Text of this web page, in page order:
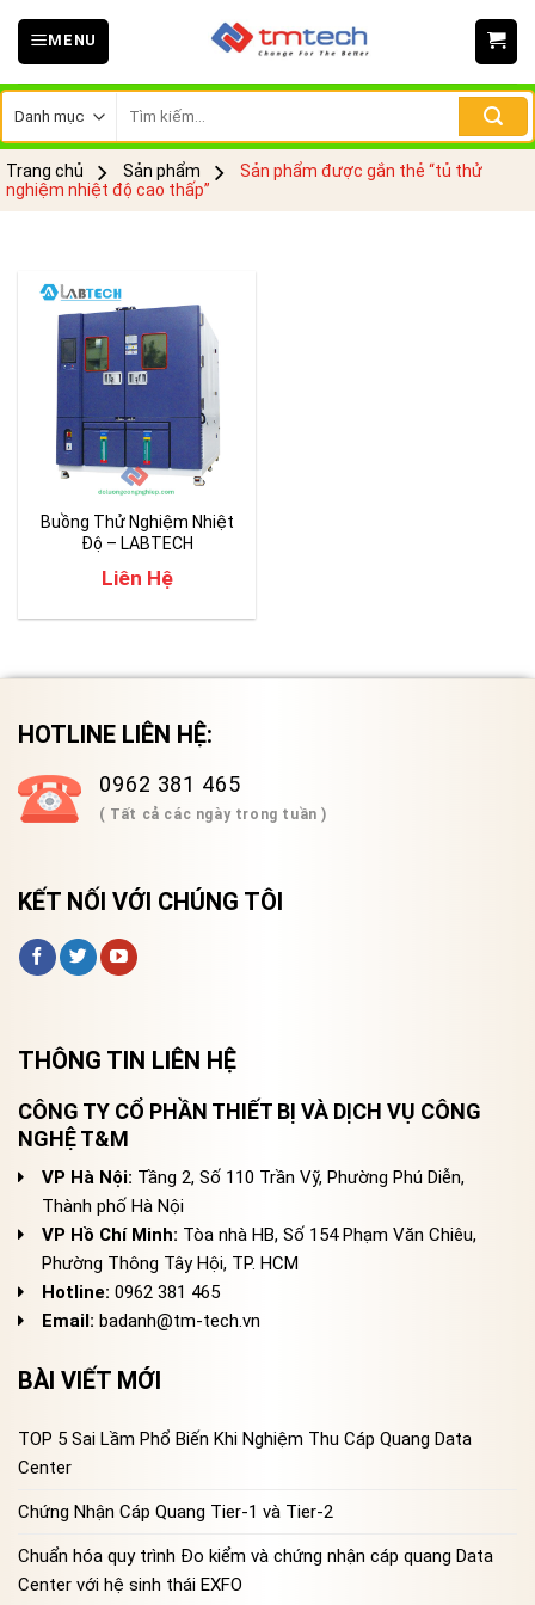
Skip
MENU
kiếm:
Trang chủ Sản phẩm
Sản phẩm được gắn thẻ “tủ thử
nghiệm nhiệt độ cao thấp”
Buồng Thử Nghiệm Nhiệt
Độ – LABTECH
Liên Hệ
HOTLINE LIÊN HỆ:
0962 381 465
( Tất cả các ngày trong tuần )
KẾT NỐI VỚI CHÚNG TÔI
THÔNG TIN LIÊN HỆ
CÔNG TY CỔ PHẦN THIẾT BỊ VÀ DỊCH VỤ CÔNG
NGHỆ T&M
VP Hà Nội: Tầng 2, Số 110 Trần Vỹ, Phường Phú Diễn,
Thành phố Hà Nội
VP Hồ Chí Minh: Tòa nhà HB, Số 154 Phạm Văn Chiêu,
Phường Thông Tây Hội, TP. HCM
Hotline: 0962 381 465
Email: badanh@tm-tech.vn
BÀI VIẾT MỚI
TOP 5 Sai Lầm Phổ Biến Khi Nghiệm Thu Cáp Quang Data
Center
Chứng Nhận Cáp Quang Tier-1 và Tier-2
Chuẩn hóa quy trình Đo kiểm và chứng nhận cáp quang Data
Center với hệ sinh thái EXFO